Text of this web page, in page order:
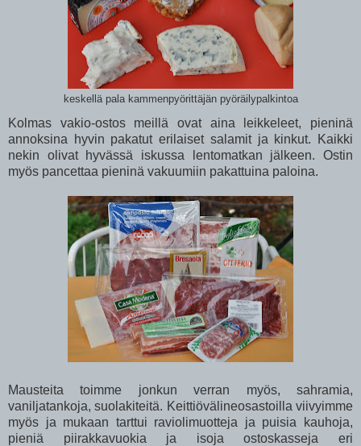
keskellä pala kammenpyörittäjän pyöräilypalkintoa
Kolmas vakio-ostos meillä ovat aina leikkeleet, pieninä
annoksina hyvin pakatut erilaiset salamit ja kinkut. Kaikki
nekin olivat hyvässä iskussa lentomatkan jälkeen. Ostin
myös pancettaa pieninä vakuumiin pakattuina paloina.
Mausteita toimme jonkun verran myös, sahramia,
vaniljatankoja, suolakiteitä. Keittiövälineosastoilla viivyimme
myös ja mukaan tarttui raviolimuotteja ja puisia kauhoja,
pieniä piirakkavuokia ja isoja ostoskasseja eri